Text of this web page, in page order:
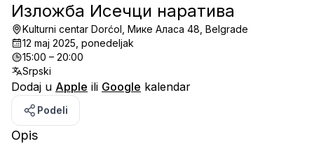
Изложба Исечци наратива
Kulturni centar Dorćol, Мике Аласа 48, Belgrade
12 maj 2025, ponedeljak
15:00 – 20:00
Srpski
Dodaj u Apple ili Google kalendar
Podeli
Opis